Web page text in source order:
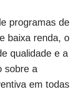
programas de
baixa renda, o
qualidade e a
sobre a
em todas